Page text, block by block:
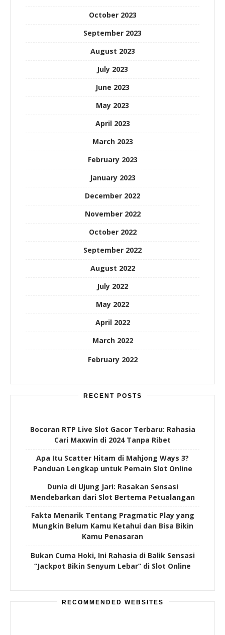
October 2023
September 2023
August 2023
July 2023
June 2023
May 2023
April 2023
March 2023
February 2023
January 2023
December 2022
November 2022
October 2022
September 2022
August 2022
July 2022
May 2022
April 2022
March 2022
February 2022
RECENT POSTS
Bocoran RTP Live Slot Gacor Terbaru: Rahasia
Cari Maxwin di 2024 Tanpa Ribet
Apa Itu Scatter Hitam di Mahjong Ways 3?
Panduan Lengkap untuk Pemain Slot Online
Dunia di Ujung Jari: Rasakan Sensasi
Mendebarkan dari Slot Bertema Petualangan
Fakta Menarik Tentang Pragmatic Play yang
Mungkin Belum Kamu Ketahui dan Bisa Bikin
Kamu Penasaran
Bukan Cuma Hoki, Ini Rahasia di Balik Sensasi
“Jackpot Bikin Senyum Lebar” di Slot Online
RECOMMENDED WEBSITES